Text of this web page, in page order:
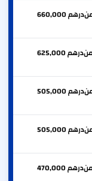
660,000درهم
625,000درهم
505,000درهم
505,000درهم
470,000درهم